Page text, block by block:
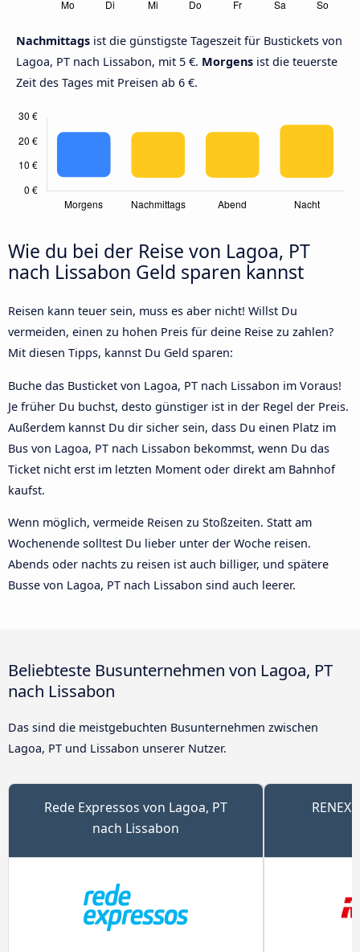
Nachmittags ist die günstigste Tageszeit für Bustickets von
Lagoa, PT nach Lissabon, mit 5 €. Morgens ist die teuerste
Zeit des Tages mit Preisen ab 6 €.
Wie du bei der Reise von Lagoa, PT
nach Lissabon Geld sparen kannst
Reisen kann teuer sein, muss es aber nicht! Willst Du
vermeiden, einen zu hohen Preis für deine Reise zu zahlen?
Mit diesen Tipps, kannst Du Geld sparen:
Buche das Busticket von Lagoa, PT nach Lissabon im Voraus!
Je früher Du buchst, desto günstiger ist in der Regel der Preis.
Außerdem kannst Du dir sicher sein, dass Du einen Platz im
Bus von Lagoa, PT nach Lissabon bekommst, wenn Du das
Ticket nicht erst im letzten Moment oder direkt am Bahnhof
kaufst.
Wenn möglich, vermeide Reisen zu Stoßzeiten. Statt am
Wochenende solltest Du lieber unter der Woche reisen.
Abends oder nachts zu reisen ist auch billiger, und spätere
Busse von Lagoa, PT nach Lissabon sind auch leerer.
Beliebteste Busunternehmen von Lagoa, PT
nach Lissabon
Das sind die meistgebuchten Busunternehmen zwischen
Lagoa, PT und Lissabon unserer Nutzer.
Rede Expressos von Lagoa, PT
nach Lissabon
RENEX